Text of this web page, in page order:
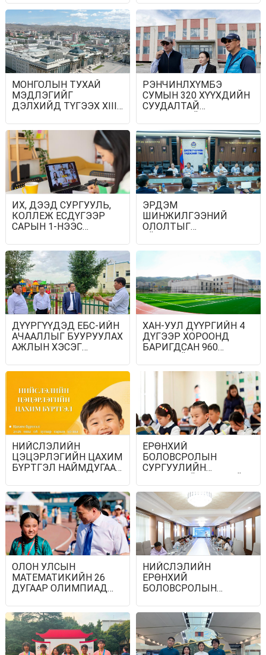
УДИРДЛАГАТАЙ
УУЛЗАВ
МОНГОЛЫН ТУХАЙ
МЭДЛЭГИЙГ
ДЭЛХИЙД ТҮГЭЭХ XIII
УЛААНБААТАРТ БОЛНО
РЭНЧИНЛХҮМБЭ
СУМЫН 320 ХҮҮХДИЙН
СУУДАЛТАЙ
БАРИЛГЫГ ДУУСГАХ
МӨНГИЙГ АХБ-НЫ
ХӨРӨНГӨ
ОРУУЛАЛТААР
ШИЙДВЭРЛЭНЭ
ИХ, ДЭЭД СУРГУУЛЬ,
КОЛЛЕЖ ЕСДҮГЭЭР
САРЫН 1-НЭЭС
ХИЧЭЭЛЛЭНЭ
ЭРДЭМ
ШИНЖИЛГЭЭНИЙ
ОЛОЛТЫГ
ПРАКТИКТ
ХЭЛЭЛЦЭВ
ДҮҮРГҮҮДЭД ЕБС-ИЙН
АЧААЛЛЫГ БУУРУУЛАХ
АЖЛЫН ХЭСЭГ
ХАН-УУЛ ДҮҮРГИЙН 4
ДҮГЭЭР ХОРООНД
БАРИГДСАН 960
ЧАДАЛТАЙ
БАРИЛГЫН АЖИЛ
ДУУССАН БАЙНА
НИЙСЛЭЛИЙН
ЦЭЦЭРЛЭГИЙН ЦАХИМ
БҮРТГЭЛ НАЙМДУГААР
ЭХЭЛНЭ
ЕРӨНХИЙ
БОЛОВСРОЛЫН
СУРГУУЛИЙН
БҮТЭЦ
ШИНЭЧЛЭГДЛЭЭ
ОЛОН УЛСЫН
МАТЕМАТИКИЙН 26
ДУГААР ОЛИМПИАД
УДАА ЗОХИОН
БАЙГУУЛАГДАЖ БАЙНА
НИЙСЛЭЛИЙН
ЕРӨНХИЙ
БОЛОВСРОЛЫН
АЧААЛЛЫГ БУУРУУЛАХ
БОДЛОГЫН АРГА
ХЭМЖЭЭГ ХЭЛЭЛЦЛЭЭ